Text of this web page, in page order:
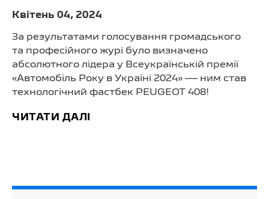
Квітень 04, 2024
За результатами голосування громадського
та професійного журі було визначено
абсолютного лідера у Всеукраїнській премії
«Автомобіль Року в Україні 2024» — ним став
технологічний фастбек PEUGEOT 408!
ЧИТАТИ ДАЛІ